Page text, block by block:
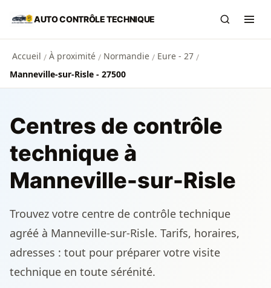
Aller au contenu principal
AUTO CONTRÔLE TECHNIQUE
Accueil / À proximité / Normandie / Eure - 27 /
Manneville-sur-Risle - 27500
Centres de contrôle
technique à
Manneville-sur-Risle
Trouvez votre centre de contrôle technique
agréé à Manneville-sur-Risle. Tarifs, horaires,
adresses : tout pour préparer votre visite
technique en toute sérénité.